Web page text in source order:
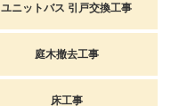
ユニットバス 引戸交換工事
庭木撤去工事
床工事